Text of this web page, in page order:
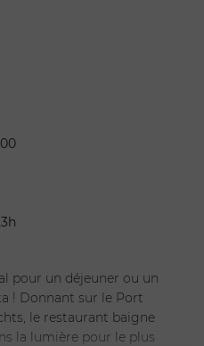
pour un déjeuner ou un
! Donnant sur le Port
le restaurant baigne
la lumière pour le plus
de
Caffé